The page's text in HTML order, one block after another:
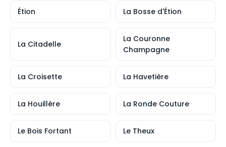
Étion La Bosse d'Étion
La Citadelle
La Couronne
Champagne
La Croisette La Havetière
La Houillère La Ronde Couture
Le Bois Fortant Le Theux